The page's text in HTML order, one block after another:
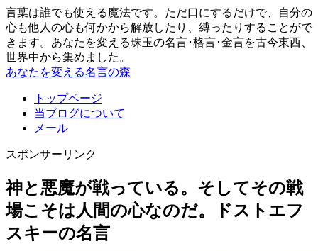
言葉は誰でも使える魔法です。ただ口にするだけで、自分の
心も他人の心も何かから解放したり、縛ったりすることがで
きます。あなたを変える珠玉の名言･格言･金言を古今東西、
世界中から集めました。
あなたを変える名言の森
トップページ
当ブログについて
メール
スポンサーリンク
神と悪魔が戦っている。そしてその戦
場こそは人間の心なのだ。ドストエフ
スキーの名言